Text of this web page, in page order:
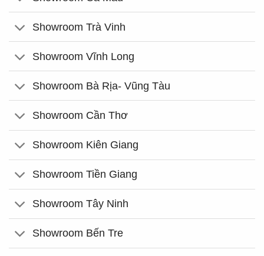
Showroom Trà Vinh
Showroom Vĩnh Long
Showroom Bà Rịa- Vũng Tàu
Showroom Cần Thơ
Showroom Kiên Giang
Showroom Tiền Giang
Showroom Tây Ninh
Showroom Bến Tre